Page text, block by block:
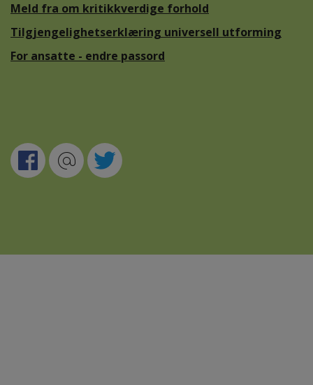
Meld fra om kritikkverdige forhold
Tilgjengelighetserklæring universell utforming
For ansatte - endre passord